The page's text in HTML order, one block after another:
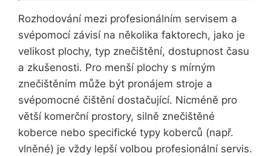
Rozhodování mezi profesionálním servisem a
svépomocí závisí na několika faktorech, jako je
velikost plochy, typ znečištění, dostupnost času
a zkušenosti. Pro menší plochy s mírným
znečištěním může být pronájem stroje a
svépomocné čištění dostačující. Nicméně pro
větší komerční prostory, silně znečištěné
koberce nebo specifické typy koberců (např.
vlněné) je vždy lepší volbou profesionální servis.